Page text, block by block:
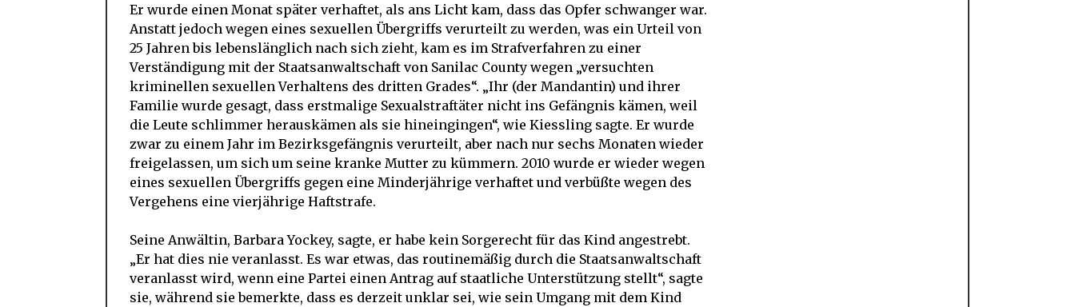
Er wurde einen Monat später verhaftet, als ans Licht kam, dass das Opfer schwanger war.
Anstatt jedoch wegen eines sexuellen Übergriffs verurteilt zu werden, was ein Urteil von
25 Jahren bis lebenslänglich nach sich zieht, kam es im Strafverfahren zu einer
Verständigung mit der Staatsanwaltschaft von Sanilac County wegen „versuchten
kriminellen sexuellen Verhaltens des dritten Grades“. „Ihr (der Mandantin) und ihrer
Familie wurde gesagt, dass erstmalige Sexualstraftäter nicht ins Gefängnis kämen, weil
die Leute schlimmer herauskämen als sie hineingingen“, wie Kiessling sagte. Er wurde
zwar zu einem Jahr im Bezirksgefängnis verurteilt, aber nach nur sechs Monaten wieder
freigelassen, um sich um seine kranke Mutter zu kümmern. 2010 wurde er wieder wegen
eines sexuellen Übergriffs gegen eine Minderjährige verhaftet und verbüßte wegen des
Vergehens eine vierjährige Haftstrafe.
Seine Anwältin, Barbara Yockey, sagte, er habe kein Sorgerecht für das Kind angestrebt.
„Er hat dies nie veranlasst. Es war etwas, das routinemäßig durch die Staatsanwaltschaft
veranlasst wird, wenn eine Partei einen Antrag auf staatliche Unterstützung stellt“, sagte
sie, während sie bemerkte, dass es derzeit unklar sei, wie sein Umgang mit dem Kind